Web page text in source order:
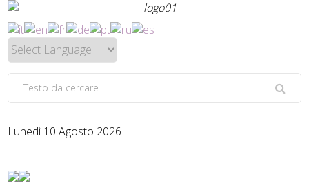
Lunedì 10 Agosto 2026